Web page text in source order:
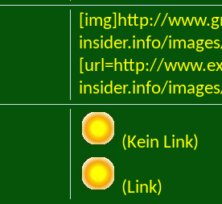
[img]http://
insider.info/
[url=http://
insider.info/
(Kein Link)
(Link)